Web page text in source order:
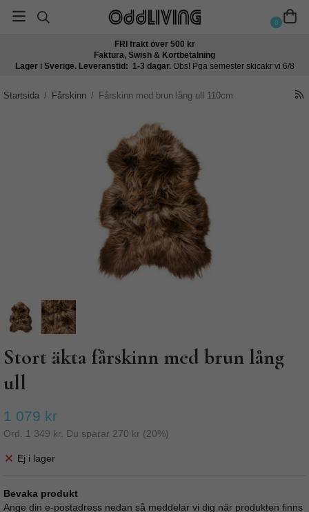
0
FRI frakt över 500 kr
Faktura, Swish & Kortbetalning
Lager i Sverige. Leveranstid: 1-3 dagar. Obs! Pga semester skicakr vi 6/8
Startsida / Fårskinn / Fårskinn med brun lång ull 110cm
Stort äkta fårskinn med brun lång
ull
1 079 kr
Ord. 1 349 kr . Du sparar 270 kr (20%)
Ej i lager
Bevaka produkt
Ange din e-postadress nedan så meddelar vi dig när produkten finns